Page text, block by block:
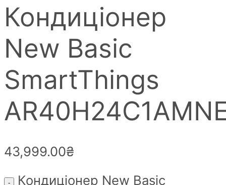
Кондиціонер
New Basic
SmartThings
43,999.00₴
Кондиціонер New Basic